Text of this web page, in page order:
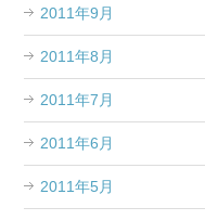
2011年9月
2011年8月
2011年7月
2011年6月
2011年5月